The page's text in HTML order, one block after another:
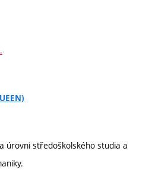
úrovni středoškolského studia a